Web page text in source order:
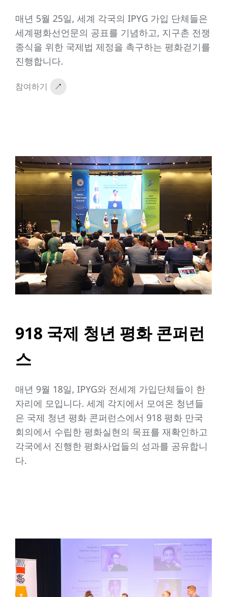
매년 5월 25일, 세계 각국의 IPYG 가입 단체들은
세계평화선언문의 공표를 기념하고, 지구촌 전쟁
종식을 위한 국제법 제정을 촉구하는 평화걷기를
진행합니다.
참여하기
918 국제 청년 평화 콘퍼런
스
매년 9월 18일, IPYG와 전세계 가입단체들이 한
자리에 모입니다. 세계 각지에서 모여온 청년들
은 국제 청년 평화 콘퍼런스에서 918 평화 만국
회의에서 수립한 평화실현의 목표를 재확인하고
각국에서 진행한 평화사업들의 성과를 공유합니
다.